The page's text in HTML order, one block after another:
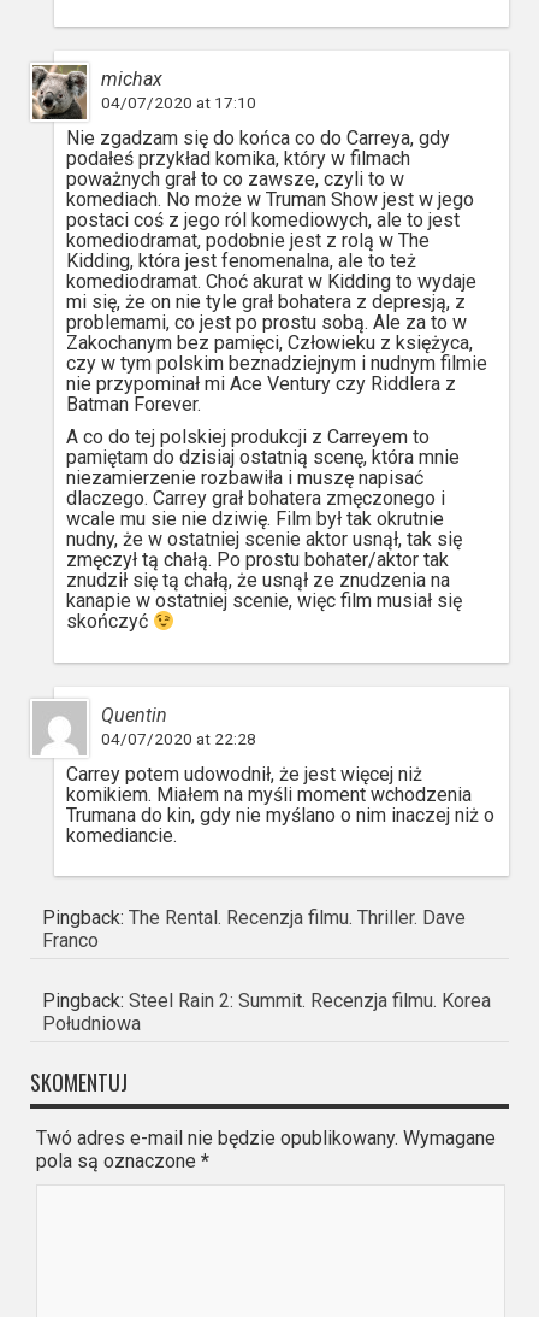
michax
04/07/2020 at 17:10
Nie zgadzam się do końca co do Carreya, gdy
podałeś przykład komika, który w filmach
poważnych grał to co zawsze, czyli to w
komediach. No może w Truman Show jest w jego
postaci coś z jego ról komediowych, ale to jest
komediodramat, podobnie jest z rolą w The
Kidding, która jest fenomenalna, ale to też
komediodramat. Choć akurat w Kidding to wydaje
mi się, że on nie tyle grał bohatera z depresją, z
problemami, co jest po prostu sobą. Ale za to w
Zakochanym bez pamięci, Człowieku z księżyca,
czy w tym polskim beznadziejnym i nudnym filmie
nie przypominał mi Ace Ventury czy Riddlera z
Batman Forever.
A co do tej polskiej produkcji z Carreyem to
pamiętam do dzisiaj ostatnią scenę, która mnie
niezamierzenie rozbawiła i muszę napisać
dlaczego. Carrey grał bohatera zmęczonego i
wcale mu sie nie dziwię. Film był tak okrutnie
nudny, że w ostatniej scenie aktor usnął, tak się
zmęczył tą chałą. Po prostu bohater/aktor tak
znudził się tą chałą, że usnął ze znudzenia na
kanapie w ostatniej scenie, więc film musiał się
skończyć
Quentin
04/07/2020 at 22:28
Carrey potem udowodnił, że jest więcej niż
komikiem. Miałem na myśli moment wchodzenia
Trumana do kin, gdy nie myślano o nim inaczej niż o
komediancie.
Pingback: The Rental. Recenzja filmu. Thriller. Dave
Franco
Pingback: Steel Rain 2: Summit. Recenzja filmu. Korea
Południowa
SKOMENTUJ
Twó adres e-mail nie będzie opublikowany. Wymagane
pola są oznaczone *